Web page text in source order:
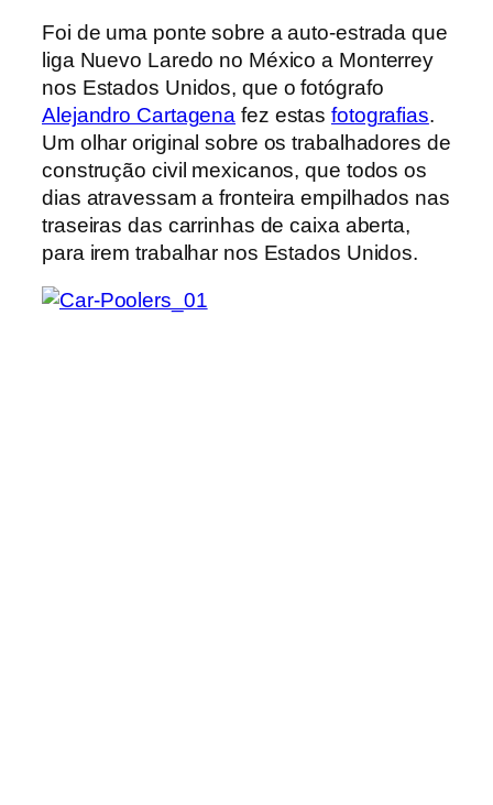
Foi de uma ponte sobre a auto-estrada que
liga Nuevo Laredo no México a Monterrey
nos Estados Unidos, que o fotógrafo
Alejandro Cartagena fez estasfotografias.
Um olhar original sobre os trabalhadores de
construção civil mexicanos, que todos os
dias atravessam a fronteira empilhados nas
traseiras das carrinhas de caixa aberta,
para irem trabalhar nos Estados Unidos.